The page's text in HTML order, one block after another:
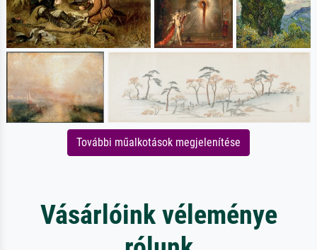
További műalkotások megjelenítése
Vásárlóink véleménye